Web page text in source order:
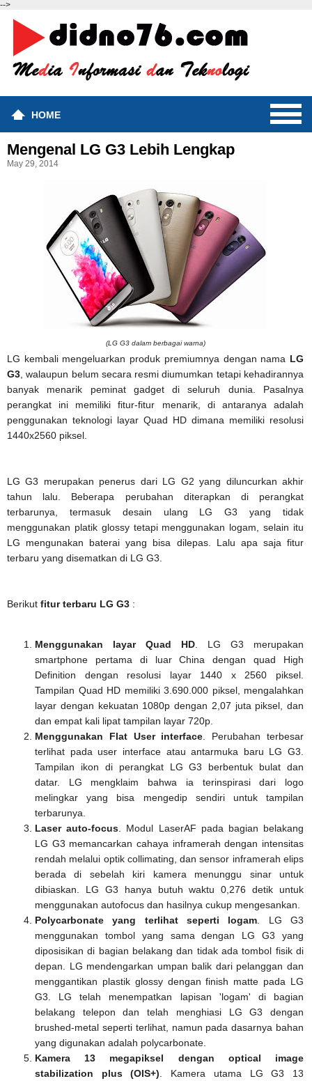
-->
HOME
Mengenal LG G3 Lebih Lengkap
May 29, 2014
(LG G3 dalam berbagai warna)
LG kembali mengeluarkan produk premiumnya dengan nama LG
G3 , walaupun belum secara resmi diumumkan tetapi kehadirannya
banyak menarik peminat gadget di seluruh dunia. Pasalnya
perangkat ini memiliki fitur-fitur menarik, di antaranya adalah
penggunakan teknologi layar Quad HD dimana memiliki resolusi
1440x2560 piksel.
LG G3 merupakan penerus dari LG G2 yang diluncurkan akhir
tahun lalu. Beberapa perubahan diterapkan di perangkat
terbarunya, termasuk desain ulang LG G3 yang tidak
menggunakan platik glossy tetapi menggunakan logam, selain itu
LG mengunakan baterai yang bisa dilepas. Lalu apa saja fitur
terbaru yang disematkan di LG G3.
Berikut fitur terbaru LG G3 :
Menggunakan layar Quad HD . LG G3 merupakan
smartphone pertama di luar China dengan quad High
Definition dengan resolusi layar 1440 x 2560 piksel.
Tampilan Quad HD memiliki 3.690.000 piksel, mengalahkan
layar dengan kekuatan 1080p dengan 2,07 juta piksel, dan
dan empat kali lipat tampilan layar 720p.
Menggunakan Flat User interface . Perubahan terbesar
terlihat pada user interface atau antarmuka baru LG G3.
Tampilan ikon di perangkat LG G3 berbentuk bulat dan
datar. LG mengklaim bahwa ia terinspirasi dari logo
melingkar yang bisa mengedip sendiri untuk tampilan
terbarunya.
Laser auto-focus . Modul LaserAF pada bagian belakang
LG G3 memancarkan cahaya inframerah dengan intensitas
rendah melalui optik collimating, dan sensor inframerah elips
berada di sebelah kiri kamera menunggu sinar untuk
dibiaskan. LG G3 hanya butuh waktu 0,276 detik untuk
menggunakan autofocus dan hasilnya cukup mengesankan.
Polycarbonate yang terlihat seperti logam . LG G3
menggunakan tombol yang sama dengan LG G3 yang
diposisikan di bagian belakang dan tidak ada tombol fisik di
depan. LG mendengarkan umpan balik dari pelanggan dan
menggantikan plastik glossy dengan finish matte pada LG
G3. LG telah menempatkan lapisan 'logam' di bagian
belakang telepon dan telah menghiasi LG G3 dengan
brushed-metal seperti terlihat, namun pada dasarnya bahan
yang digunakan adalah polycarbonate.
Kamera 13 megapiksel dengan optical image
stabilization plus (OIS+) . Kamera utama LG G3 13